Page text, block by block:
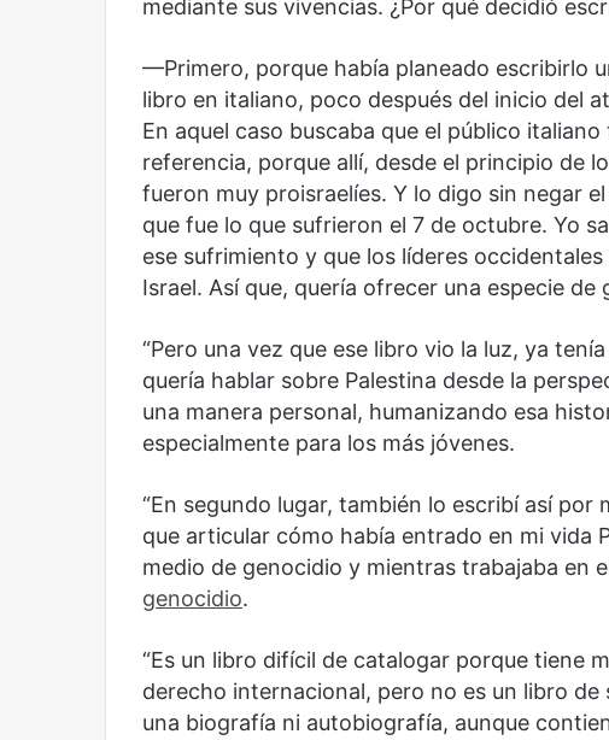
mediante sus vivencias. ¿Por qué decidió
—Primero, porque había planeado escribirlo
libro en italiano, poco después del inicio del
En aquel caso buscaba que el público
referencia, porque allí, desde el principio de
fueron muy proisraelíes. Y lo digo sin negar
que fue lo que sufrieron el 7 de octubre. Yo
ese sufrimiento y que los líderes
Israel. Así que, quería ofrecer una especie de
“Pero una vez que ese libro vio la luz, ya
quería hablar sobre Palestina desde la
una manera personal, humanizando esa
especialmente para los más jóvenes.
“En segundo lugar, también lo escribí así
que articular cómo había entrado en mi vida
medio de genocidio y mientras trabajaba en
genocidio.
“Es un libro difícil de catalogar porque tiene
derecho internacional, pero no es un libro de
una biografía ni autobiografía, aunque
Nueva
droga